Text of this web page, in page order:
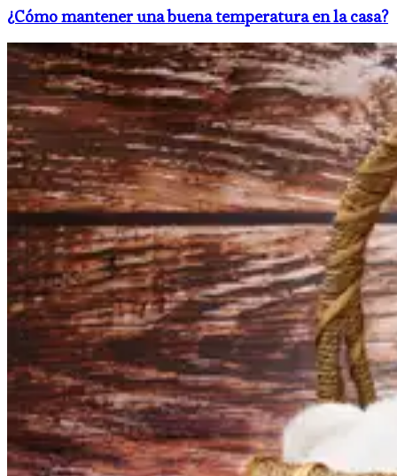
¿Cómo mantener una buena temperatura en la casa?